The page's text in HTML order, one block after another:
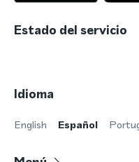
Estado del servicio
Idioma
English Español